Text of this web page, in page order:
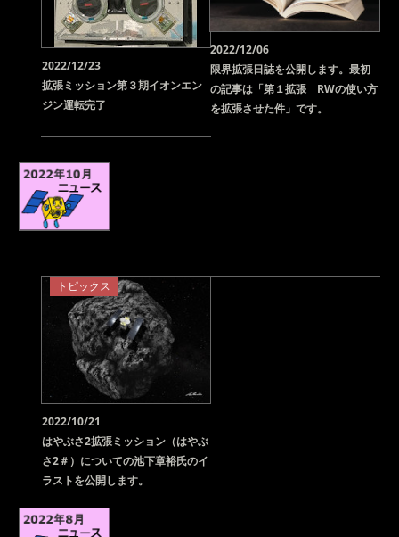
2022/12/23
拡張ミッション第３期イオンエン
ジン運転完了
2022/12/06
限界拡張日誌を公開します。最初
の記事は「第１拡張 RWの使い方
を拡張させた件」です。
トピックス
2022/10/21
はやぶさ2拡張ミッション（はやぶ
さ2＃）についての池下章裕氏のイ
ラストを公開します。